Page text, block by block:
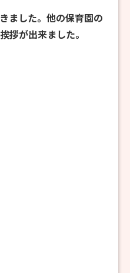
ました。他の保育園の
拶が出来ました。